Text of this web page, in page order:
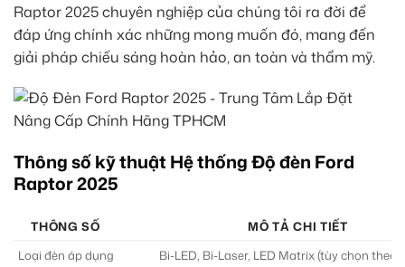
Raptor 2025 chuyên nghiệp của chúng tôi ra đời để
đáp ứng chính xác những mong muốn đó, mang đến
giải pháp chiếu sáng hoàn hảo, an toàn và thẩm mỹ.
Thông số kỹ thuật Hệ thống Độ đèn Ford
Raptor 2025
THÔNG SỐ
MÔ TẢ CHI TIẾT
Loại đèn áp dụng
Bi-LED, Bi-Laser, LED Matrix (tùy chọn theo